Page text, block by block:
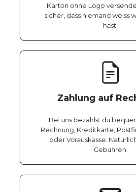
Karton ohne Logo
sicher, dass niemand weiss
hast.
Zahlung auf
Bei uns bezahlst du
Rechnung, Kreditkarte,
oder Vorauskasse.
Gebühren.